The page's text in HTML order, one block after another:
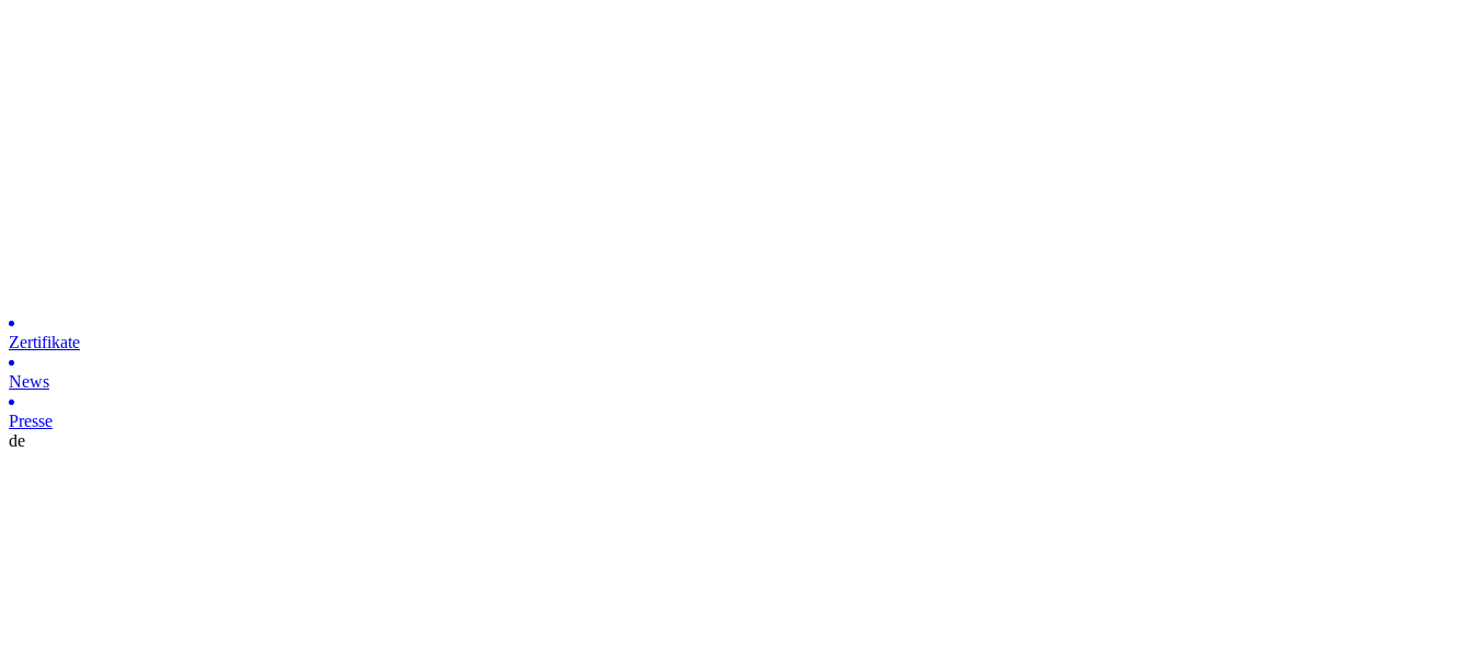
Zertifikate
News
Presse
de